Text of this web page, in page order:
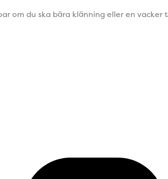
om du ska bära klänning eller en